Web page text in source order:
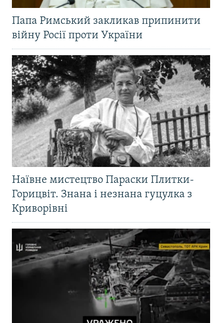
Папа Римський закликав припинити
війну Росії проти України
Наївне мистецтво Параски Плитки-
Горицвіт. Знана і незнана гуцулка з
Криворівні